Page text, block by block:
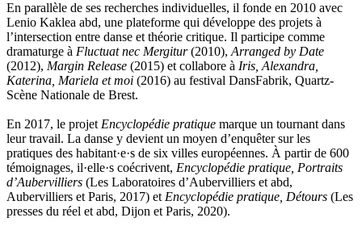
En parallèle de ses recherches individuelles, il fonde en 2010 avec
Lenio Kaklea abd, une plateforme qui développe des projets à
l’intersection entre danse et théorie critique. Il participe comme
dramaturge à Fluctuat nec Mergitur(2010), Arranged by Date
(2012), Margin Release (2015) et collabore à Iris, Alexandra,
Katerina, Mariela et moi (2016) au festival DansFabrik, Quartz-
Scène Nationale de Brest.
En 2017, le projet Encyclopédie pratique marque un tournant dans
leur travail. La danse y devient un moyen d’enquêter sur les
pratiques des habitant·e·s de six villes européennes. À partir de 600
témoignages, il·elle·s coécrivent, Encyclopédie pratique, Portraits
d’Aubervilliers (Les Laboratoires d’Aubervilliers et abd,
Aubervilliers et Paris, 2017) et Encyclopédie pratique, Détours (Les
presses du réel et abd, Dijon et Paris, 2020).